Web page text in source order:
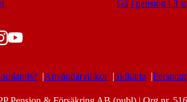
Gå i pension i 3
Användarvillkor Sidkarta